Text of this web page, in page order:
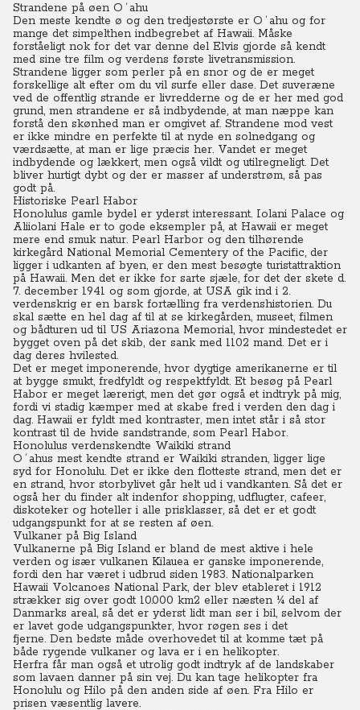
Strandene på øen O´ahu
Den meste kendte ø og den tredjestørste er O´ahu og for
mange det simpelthen indbegrebet af Hawaii. Måske
forståeligt nok for det var denne del Elvis gjorde så kendt
med sine tre film og verdens første livetransmission.
Strandene ligger som perler på en snor og de er meget
forskellige alt efter om du vil surfe eller dase. Det suveræne
ved de offentlig strande er livredderne og de er her med god
grund, men strandene er så indbydende, at man næppe kan
forstå den skønhed man er omgivet af. Strandene mod vest
er ikke mindre en perfekte til at nyde en solnedgang og
værdsætte, at man er lige præcis her. Vandet er meget
indbydende og lækkert, men også vildt og utilregneligt. Det
bliver hurtigt dybt og der er masser af understrøm, så pas
godt på.
Historiske Pearl Habor
Honolulus gamle bydel er yderst interessant. Iolani Palace og
Aliiolani Hale er to gode eksempler på, at Hawaii er meget
mere end smuk natur. Pearl Harbor og den tilhørende
kirkegård National Memorial Cementery of the Pacific, der
ligger i udkanten af byen, er den mest besøgte turistattraktion
på Hawaii. Men det er ikke for sarte sjæle, for det der skete d.
7. december 1941 og som gjorde, at USA gik ind i 2.
verdenskrig er en barsk fortælling fra verdenshistorien. Du
skal sætte en hel dag af til at se kirkegården, museet, filmen
og bådturen ud til US Ariazona Memorial, hvor mindestedet er
bygget oven på det skib, der sank med 1102 mand. Det er i
dag deres hvilested.
Det er meget imponerende, hvor dygtige amerikanerne er til
at bygge smukt, fredfyldt og respektfyldt. Et besøg på Pearl
Habor er meget lærerigt, men det gør også et indtryk på mig,
fordi vi stadig kæmper med at skabe fred i verden den dag i
dag. Hawaii er fyldt med kontraster, men intet står i så stor
kontrast til de hvide sandstrande, som Pearl Habor.
Honolulus verdenskendte Waikiki strand
O´ahus mest kendte strand er Waikiki stranden, ligger lige
syd for Honolulu. Det er ikke den flotteste strand, men det er
en strand, hvor storbylivet går helt ud i vandkanten. Så det er
også her du finder alt indenfor shopping, udflugter, cafeer,
diskoteker og hoteller i alle prisklasser, så det er et godt
udgangspunkt for at se resten af øen.
Vulkaner på Big Island
Vulkanerne på Big Island er bland de mest aktive i hele
verden og især vulkanen Kilauea er ganske imponerende,
fordi den har været i udbrud siden 1983. Nationalparken
Hawaii Volcanoes National Park, der blev etableret i 1912
strækker sig over godt 10.000 km2 eller næsten ¼ del af
Danmarks areal, så det er yderst lidt man ser i bil, selvom der
er lavet gode udgangspunkter, hvor røgen ses i det
fjerne. Den bedste måde overhovedet til at komme tæt på
både rygende vulkaner og lava er i en helikopter.
Herfra får man også et utrolig godt indtryk af de landskaber
som lavaen danner på sin vej. Du kan tage helikopter fra
Honolulu og Hilo på den anden side af øen. Fra Hilo er
prisen væsentlig lavere.